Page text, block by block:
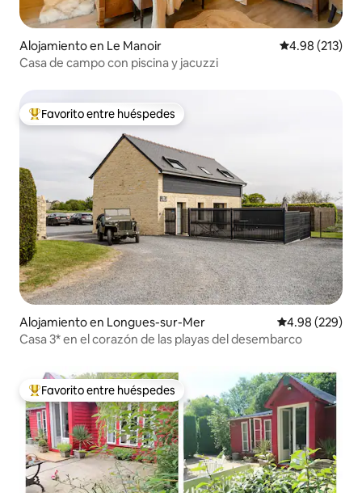
Alojamiento en Le Manoir Calificación
4.98 (213)
Casa de campo con piscina y jacuzzi
Favorito entre huéspedes preferido
Favorito entre huéspedes
Alojamiento en Longues-sur-Mer Calificación
4.98 (229)
Casa 3* en el corazón de las playas del desembarco
Favorito entre huéspedes preferido
Favorito entre huéspedes